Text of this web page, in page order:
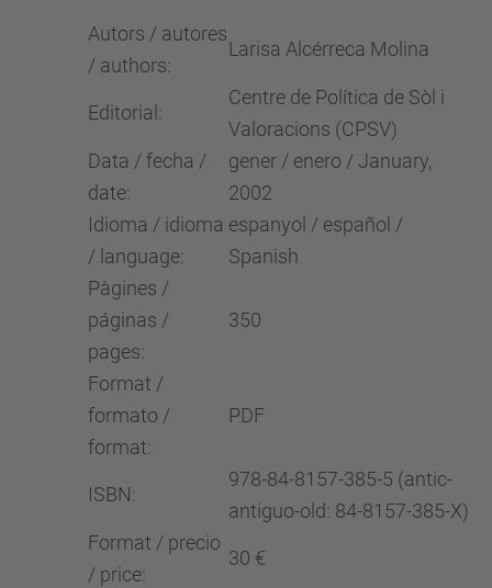
Autors / autores
/ authors:
Larisa Alcérreca Molina
Editorial:
Centre de Política de Sòl i
Valoracions (CPSV)
Data / fecha /
date:
gener / enero / January,
2002
Idioma / idioma
/ language:
espanyol / español /
Spanish
Pàgines /
páginas /
pages:
350
Format /
formato /
format:
PDF
ISBN:
978-84-8157-385-5 (antic-
antiguo-old: 84-8157-385-X)
Format / precio
/ price:
30 €